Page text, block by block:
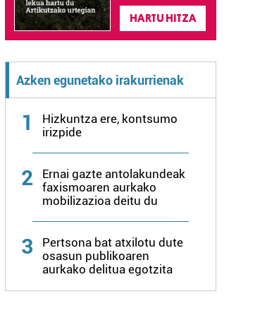
HARTU HITZA
Azken egunetako irakurrienak
1
Hizkuntza ere, kontsumo
irizpide
2
Ernai gazte antolakundeak
faxismoaren aurkako
mobilizazioa deitu du
3
Pertsona bat atxilotu dute
osasun publikoaren
aurkako delitua egotzita